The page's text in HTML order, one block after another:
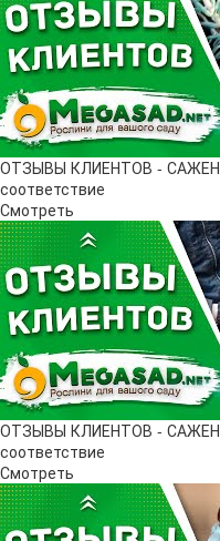
ОТЗЫВЫ КЛИЕНТОВ -
соответствие
Смотреть
ОТЗЫВЫ КЛИЕНТОВ -
соответствие
Смотреть